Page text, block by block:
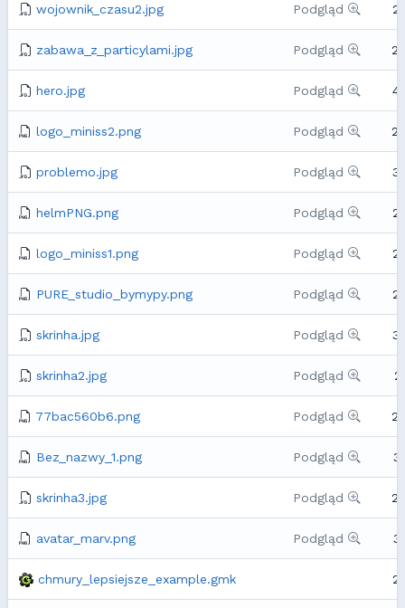
wojownik_czasu2.jpg Podgląd
zabawa_z_particylami.jpg Podgląd
hero.jpg Podgląd
logo_miniss2.png Podgląd
problemo.jpg Podgląd
helmPNG.png Podgląd
logo_miniss1.png Podgląd
PURE_studio_bymypy.png Podgląd
skrinha.jpg Podgląd
skrinha2.jpg Podgląd
77bac560b6.png Podgląd
Bez_nazwy_1.png Podgląd
skrinha3.jpg Podgląd
avatar_marv.png Podgląd
chmury_lepsiejsze_example.gmk